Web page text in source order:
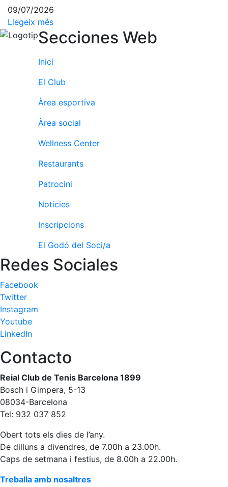
09/07/2026
Llegeix més
Secciones Web
Inici
El Club
Àrea esportiva
Àrea social
Wellness Center
Restaurants
Patrocini
Notícies
Inscripcions
El Godó del Soci/a
Redes Sociales
Facebook
Twitter
Instagram
Youtube
LinkedIn
Contacto
Reial Club de Tenis Barcelona 1899
Bosch i Gimpera, 5-13
08034-Barcelona
Tel: 932 037 852
Obert tots els dies de l’any.
De dilluns a divendres, de 7.00h a 23.00h.
Caps de setmana i festius, de 8.00h a 22.00h.
Treballa amb nosaltres